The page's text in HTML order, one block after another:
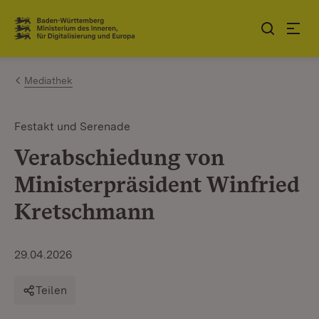
Zum Inhalt springen
Link zur Startseite
Mediathek
Festakt und Serenade
Verabschiedung von
Ministerpräsident Winfried
Kretschmann
29.04.2026
Teilen